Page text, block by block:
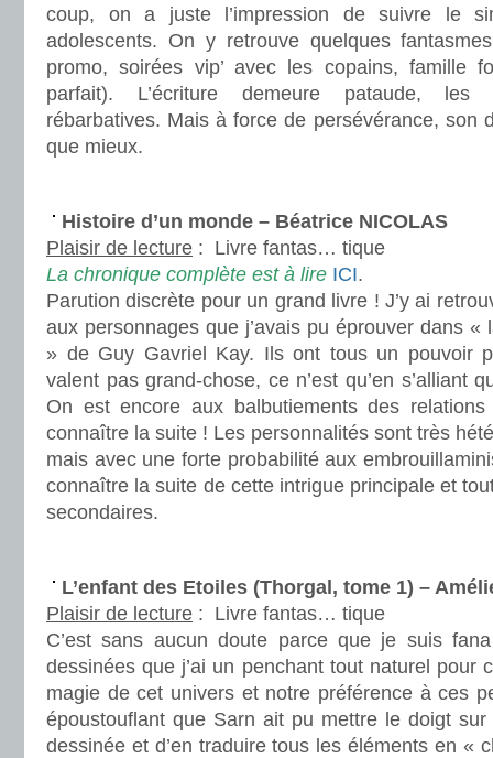
coup, on a juste l’impression de suivre le
adolescents. On y retrouve quelques
promo, soirées vip’ avec les copains, famille
parfait). L’écriture demeure pataude, les
rébarbatives. Mais à force de persévérance, son
que mieux.
Histoire d’un monde – Béatrice NICOLAS
Plaisir de lecture : Livre fantas… tique
La chronique complète est à lire ICI.
Parution discrète pour un grand livre ! J’y ai
aux personnages que j’avais pu éprouver dans «
» de Guy Gavriel Kay. Ils ont tous un pouvoir
valent pas grand-chose, ce n’est qu’en s’alliant
On est encore aux balbutiements des
connaître la suite ! Les personnalités sont très
mais avec une forte probabilité aux
connaître la suite de cette intrigue principale et
secondaires.
L’enfant des Etoiles (Thorgal, tome 1) –
Plaisir de lecture : Livre fantas… tique
C’est sans aucun doute parce que je suis
dessinées que j’ai un penchant tout naturel pour
magie de cet univers et notre préférence à ces
époustouflant que Sarn ait pu mettre le doigt
dessinée et d’en traduire tous les éléments en «